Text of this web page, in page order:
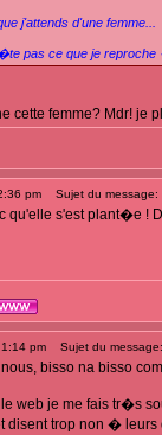
j'attends d'une femme...
pas ce que je
cette femme? Mdr! je
pm Sujet du message:
qu'elle s'est plant�e !
pm Sujet du message:
bisso na bisso
web je me fais tr�s
trop non � leurs